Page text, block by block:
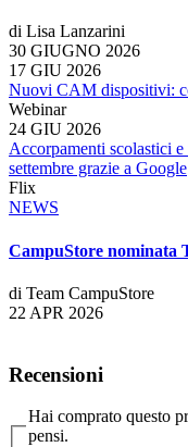
di Lisa Lanzarini
30 GIUGNO 2026
17 GIU 2026
Nuovi CAM dispositivi:
Webinar
24 GIU 2026
Accorpamenti scolastici
settembre grazie a Google
Flix
NEWS
CampuStore nominata
di Team CampuStore
22 APR 2026
Recensioni
Hai comprato questo
pensi.